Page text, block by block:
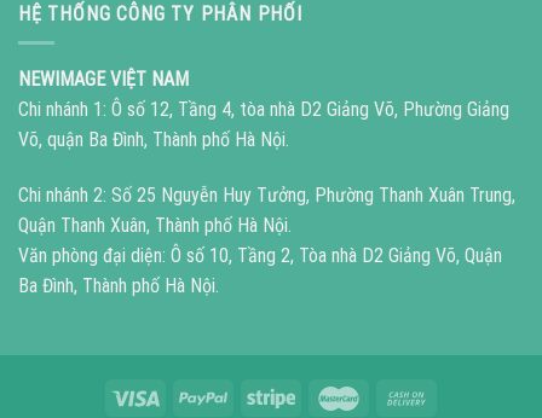
HỆ THỐNG CÔNG TY PHÂN PHỐI
NEWIMAGE VIỆT NAM
Chi nhánh 1: Ô số 12, Tầng 4, tòa nhà D2 Giảng Võ, Phường Giảng
Võ, quận Ba Đình, Thành phố Hà Nội.
Chi nhánh 2: Số 25 Nguyễn Huy Tưởng, Phường Thanh Xuân Trung,
Quận Thanh Xuân, Thành phố Hà Nội.
Văn phòng đại diện: Ô số 10, Tầng 2, Tòa nhà D2 Giảng Võ, Quận
Ba Đình, Thành phố Hà Nội.